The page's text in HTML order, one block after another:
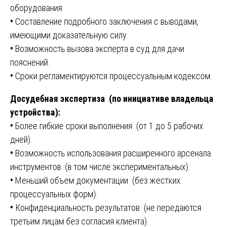
оборудования.
• Составление подробного заключения с выводами,
имеющими доказательную силу.
• Возможность вызова эксперта в суд для дачи
пояснений.
• Сроки регламентируются процессуальным кодексом.
Досудебная экспертиза (по инициативе владельца
устройства):
• Более гибкие сроки выполнения (от 1 до 5 рабочих
дней).
• Возможность использования расширенного арсенала
инструментов (в том числе экспериментальных).
• Меньший объем документации (без жестких
процессуальных форм).
• Конфиденциальность результатов (не передаются
третьим лицам без согласия клиента).